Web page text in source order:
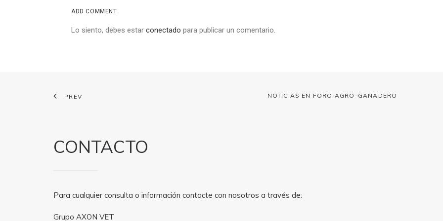
ADD COMMENT
Lo siento, debes estar conectado para publicar un comentario.
PREV NOTICIAS EN FORO AGRO-GANADERO
CONTACTO
Para cualquier consulta o información contacte con nosotros a través de:
Grupo AXON VET